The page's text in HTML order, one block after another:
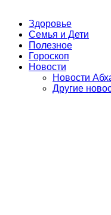
Здоровье
Семья и Дети
Полезное
Гороскоп
Новости
Новости
Другие